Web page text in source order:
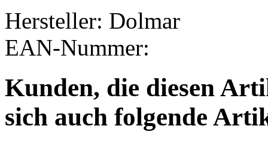
Hersteller: Dolmar
EAN-Nummer:
Kunden, die diesen
sich auch folgende